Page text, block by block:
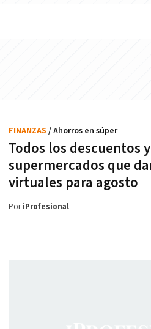
Todos los descuentos
supermercados que
virtuales para agosto
FINANZAS / Ahorros en súper
PoriProfesional